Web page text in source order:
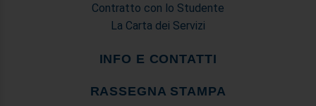
Contratto con lo Studente
La Carta dei Servizi
INFO E CONTATTI
RASSEGNA STAMPA